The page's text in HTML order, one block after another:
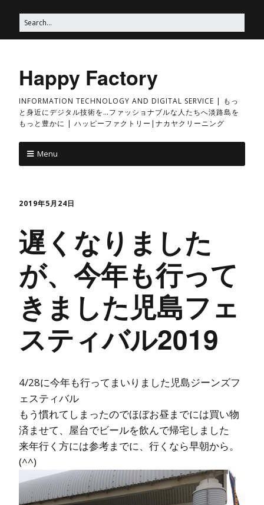
Happy Factory
INFORMATION TECHNOLOGY AND DIGITAL SERVICE | もっ
と身近にデジタル技術を…ファッショナブルな人たちへ淡路島を
もっと豊かに | ハッピーファクトリー|ナカヤクリーニング
Menu
2019年5月24日
遅くなりました
が、今年も行って
きました児島フェ
スティバル2019
4/28に今年も行ってまいりました児島ジーンズフ
ェスティバル
もう慣れてしまったのでほぼお昼までには買い物
済ませて、屋台でビールを飲んで帰宅しました
来年行く方には参考までに、行くなら早朝から。
(^^)